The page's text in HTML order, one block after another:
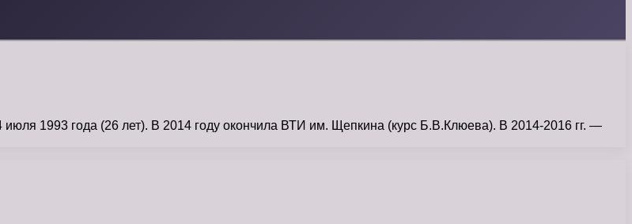
1993 года (26 лет). В 2014 году окончила ВТИ им. Щепкина (курс Б.В.Клюева). В 2014-2016 гг. —